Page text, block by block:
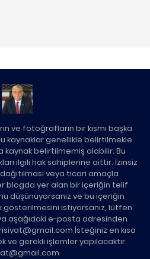
ve fotoğrafların bir kısmı başka
kaynaklar genellikle belirtilmekle
kaynak belirtilmemiş olabilir. Bu
ilgili hak sahiplerine aittir. İzinsiz
veya ticari amaçla
blogda yer alan bir içeriğin telif
düşünüyorsanız ve bu içeriğin
gösterilmesini istiyorsanız, lütfen
aşağıdaki e-posta adresinden
İsteğiniz en kısa
ve gerekli işlemler yapılacaktır.